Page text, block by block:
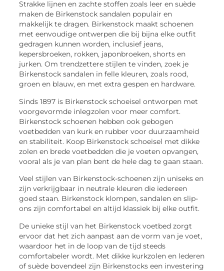
Strakke lijnen en zachte stoffen zoals leer en suède
maken de Birkenstock sandalen populair en
makkelijk te dragen. Birkenstock maakt schoenen
met eenvoudige ontwerpen die bij bijna elke outfit
gedragen kunnen worden, inclusief jeans,
kepersbroeken, rokken, japonbroeken, shorts en
jurken. Om trendzettere stijlen te vinden, zoek je
Birkenstock sandalen in felle kleuren, zoals rood,
groen en blauw, en met extra gespen en hardware.
Sinds 1897 is Birkenstock schoeisel ontworpen met
voorgevormde inlegzolen voor meer comfort.
Birkenstock schoenen hebben ook gebogen
voetbedden van kurk en rubber voor duurzaamheid
en stabiliteit. Koop Birkenstock schoeisel met dikke
zolen en brede voetbedden die je voeten opvangen,
vooral als je van plan bent de hele dag te gaan staan.
Veel stijlen van Birkenstock-schoenen zijn uniseks en
zijn verkrijgbaar in neutrale kleuren die iedereen
goed staan. Birkenstock klompen, sandalen en slip-
ons zijn comfortabel en altijd klassiek bij elke outfit.
De unieke stijl van het Birkenstock voetbed zorgt
ervoor dat het zich aanpast aan de vorm van je voet,
waardoor het in de loop van de tijd steeds
comfortabeler wordt. Met dikke kurkzolen en lederen
of suède bovendeel zijn Birkenstocks een investering